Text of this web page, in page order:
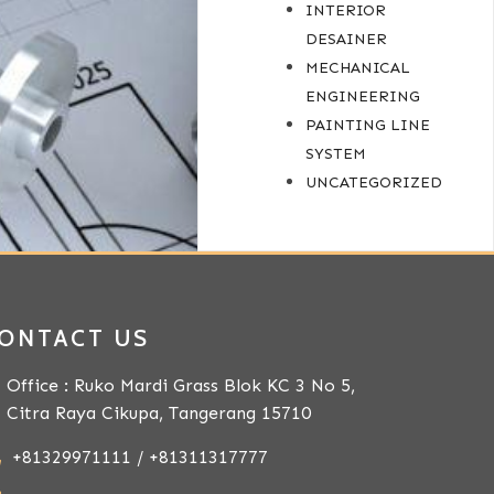
INTERIOR
DESAINER
MECHANICAL
ENGINEERING
PAINTING LINE
SYSTEM
UNCATEGORIZED
US
Office : Ruko Mardi Grass Blok KC 3 No 5,
Citra Raya Cikupa, Tangerang 15710
+81329971111 / +81311317777